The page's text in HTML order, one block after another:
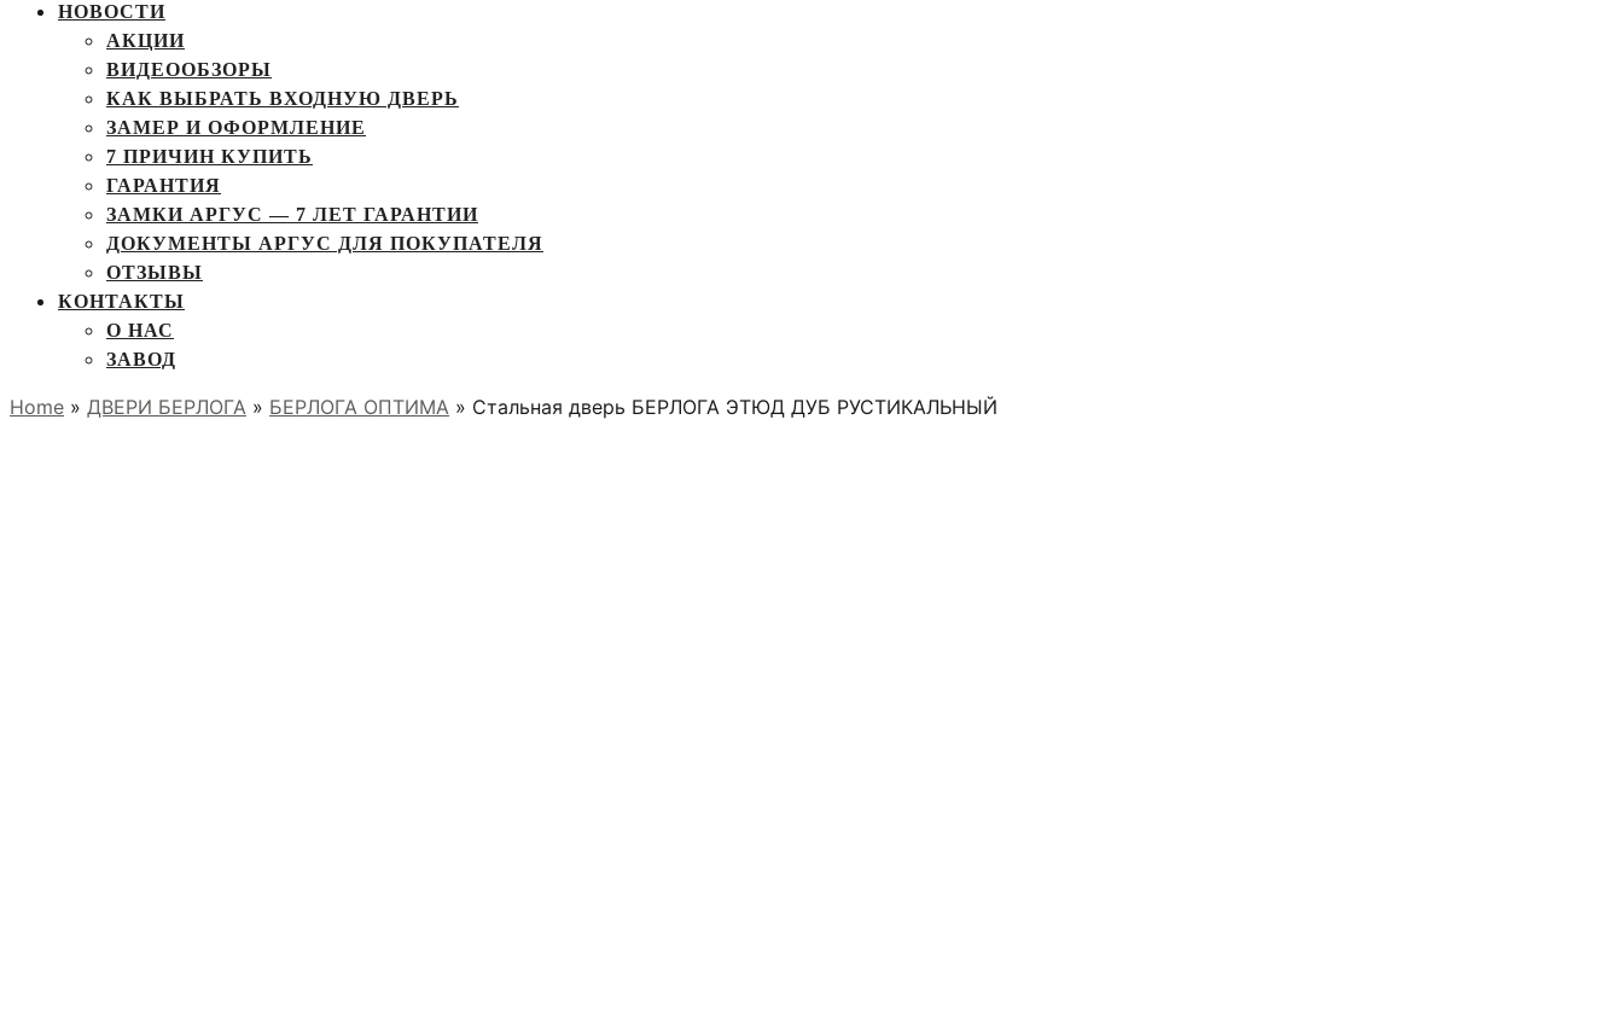
НОВОСТИ
АКЦИИ
ВИДЕООБЗОРЫ
КАК ВЫБРАТЬ ВХОДНУЮ ДВЕРЬ
ЗАМЕР И ОФОРМЛЕНИЕ
7 ПРИЧИН КУПИТЬ
ГАРАНТИЯ
ЗАМКИ АРГУС — 7 ЛЕТ ГАРАНТИИ
ДОКУМЕНТЫ АРГУС ДЛЯ ПОКУПАТЕЛЯ
ОТЗЫВЫ
КОНТАКТЫ
О НАС
ЗАВОД
Home » ДВЕРИ БЕРЛОГА » БЕРЛОГА ОПТИМА » Стальная дверь БЕРЛОГА ЭТЮД ДУБ РУСТИКАЛЬНЫЙ